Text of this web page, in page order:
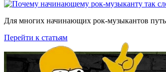
Для многих начинающих рок-музыкантов
Перейти к статьям